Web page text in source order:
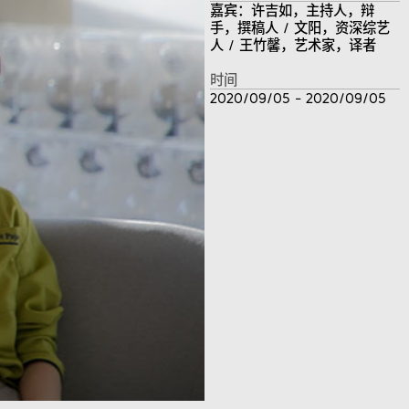
嘉宾：许吉如，主持人，辩
手，撰稿人 / 文阳，资深综艺
人 / 王竹馨，艺术家，译者
时间
2020/09/05 - 2020/09/05